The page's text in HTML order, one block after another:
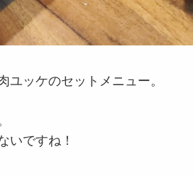
ユッケのセットメニュー。
いですね！